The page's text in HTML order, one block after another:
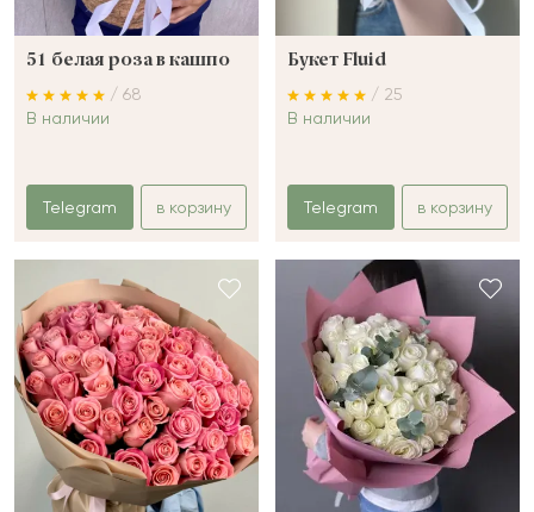
51 белая роза в кашпо
/ 68
В наличии
Telegram в корзину
Букет Fluid
/ 25
В наличии
Telegram в корзину